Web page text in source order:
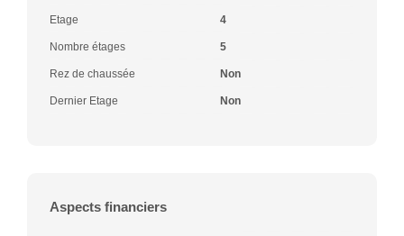
Etage 4
Nombre étages 5
Rez de chaussée Non
Dernier Etage Non
Aspects financiers